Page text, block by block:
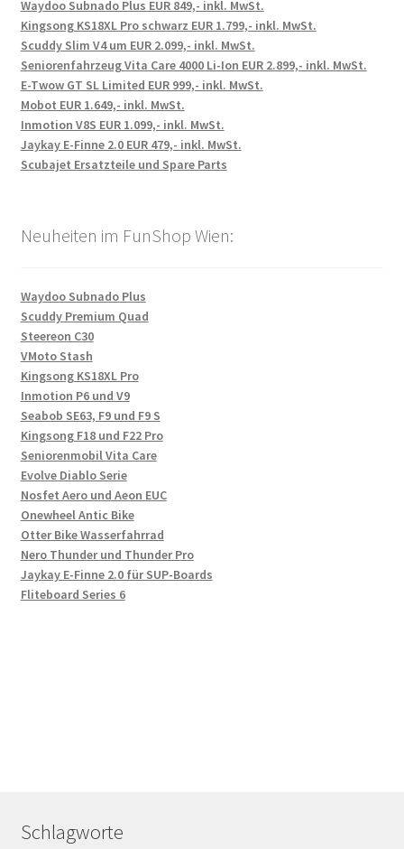
Waydoo Subnado Plus EUR 849,- inkl. MwSt.
Kingsong KS18XL Pro schwarz EUR 1.799,- inkl. MwSt.
Scuddy Slim V4 um EUR 2.099,- inkl. MwSt.
Seniorenfahrzeug Vita Care 4000 Li-Ion EUR 2.899,- inkl. MwSt.
E-Twow GT SL Limited EUR 999,- inkl. MwSt.
Mobot EUR 1.649,- inkl. MwSt.
Inmotion V8S EUR 1.099,- inkl. MwSt.
Jaykay E-Finne 2.0 EUR 479,- inkl. MwSt.
Scubajet Ersatzteile und Spare Parts
Neuheiten im FunShop Wien:
Waydoo Subnado Plus
Scuddy Premium Quad
Steereon C30
VMoto Stash
Kingsong KS18XL Pro
Inmotion P6 und V9
Seabob SE63, F9 und F9 S
Kingsong F18 und F22 Pro
Seniorenmobil Vita Care
Evolve Diablo Serie
Nosfet Aero und Aeon EUC
Onewheel Antic Bike
Otter Bike Wasserfahrrad
Nero Thunder und Thunder Pro
Jaykay E-Finne 2.0 für SUP-Boards
Fliteboard Series 6
Schlagworte